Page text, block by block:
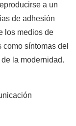
a un
de adhesión
los medios de
síntomas del
la modernidad.